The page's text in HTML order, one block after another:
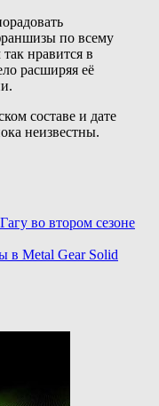
по всему
нравится в
расширяя её
составе и дате
неизвестны.
во втором сезоне
в Metal Gear Solid